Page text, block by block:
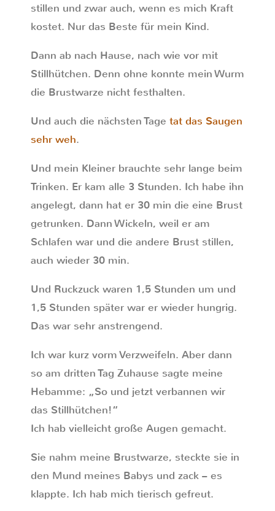
stillen und zwar auch, wenn es mich Kraft
kostet. Nur das Beste für mein Kind.
Dann ab nach Hause, nach wie vor mit
Stillhütchen. Denn ohne konnte mein Wurm
die Brustwarze nicht festhalten.
Und auch die nächsten Tage tat das Saugen
sehr weh.
Und mein Kleiner brauchte sehr lange beim
Trinken. Er kam alle 3 Stunden. Ich habe ihn
angelegt, dann hat er 30 min die eine Brust
getrunken. Dann Wickeln, weil er am
Schlafen war und die andere Brust stillen,
auch wieder 30 min.
Und Ruckzuck waren 1,5 Stunden um und
1,5 Stunden später war er wieder hungrig.
Das war sehr anstrengend.
Ich war kurz vorm Verzweifeln. Aber dann
so am dritten Tag Zuhause sagte meine
Hebamme: „So und jetzt verbannen wir
das Stillhütchen!“
Ich hab vielleicht große Augen gemacht.
Sie nahm meine Brustwarze, steckte sie in
den Mund meines Babys und zack – es
klappte. Ich hab mich tierisch gefreut.